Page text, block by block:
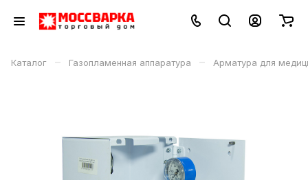
Каталог – Газопламенная аппаратура – Арматура для